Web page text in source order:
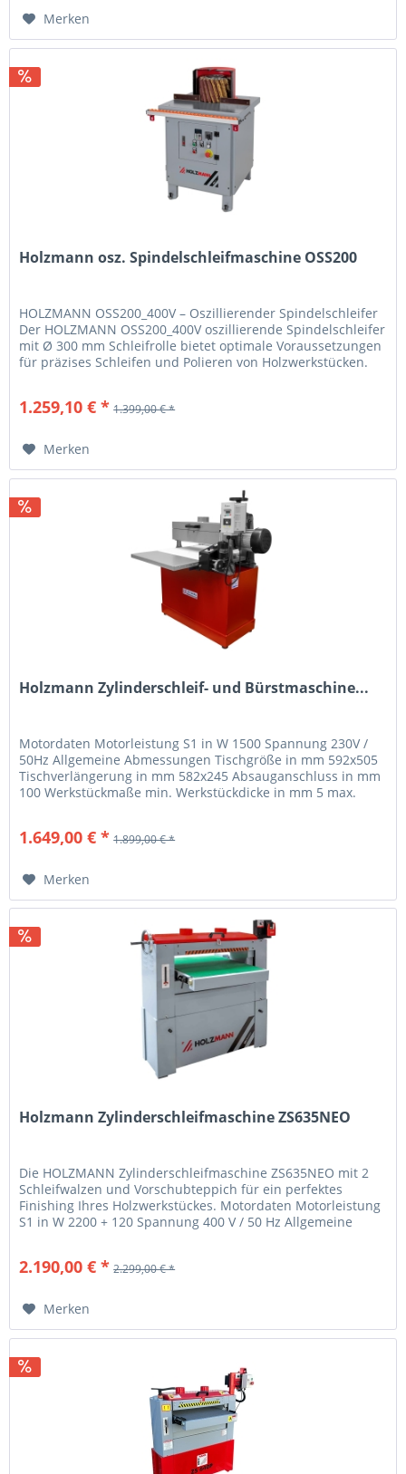
Merken
Holzmann osz. Spindelschleifmaschine OSS200
HOLZMANN OSS200_400V – Oszillierender Spindelschleifer
Der HOLZMANN OSS200_400V oszillierende Spindelschleifer
mit Ø 300 mm Schleifrolle bietet optimale Voraussetzungen
für präzises Schleifen und Polieren von Holzwerkstücken.
1.259,10 € * 1.399,00 € *
Merken
Holzmann Zylinderschleif- und Bürstmaschine...
Motordaten Motorleistung S1 in W 1500 Spannung 230V /
50Hz Allgemeine Abmessungen Tischgröße in mm 592x505
Tischverlängerung in mm 582x245 Absauganschluss in mm
100 Werkstückmaße min. Werkstückdicke in mm 5 max.
1.649,00 € * 1.899,00 € *
Merken
Holzmann Zylinderschleifmaschine ZS635NEO
Die HOLZMANN Zylinderschleifmaschine ZS635NEO mit 2
Schleifwalzen und Vorschubteppich für ein perfektes
Finishing Ihres Holzwerkstückes. Motordaten Motorleistung
S1 in W 2200 + 120 Spannung 400 V / 50 Hz Allgemeine
2.190,00 € * 2.299,00 € *
Merken